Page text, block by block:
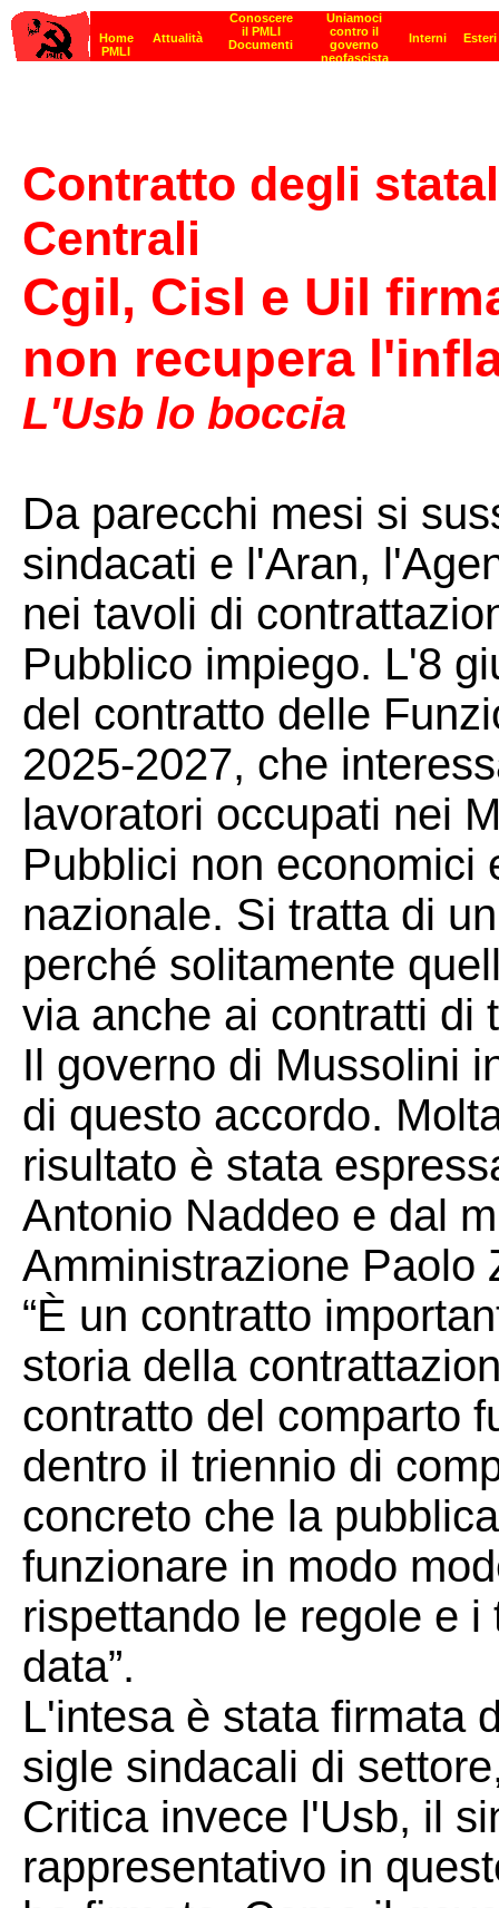
Contratto degli
Centrali
Cgil, Cisl e Uil
non recupera
L'Usb lo boccia
Da parecchi mesi si
sindacati e l'Aran,
nei tavoli di
Pubblico impiego. L'8
del contratto delle
2025-2027, che
lavoratori occupati nei
Pubblici non economici
nazionale. Si tratta di
perché solitamente
via anche ai contratti di
Il governo di Mussolini
di questo accordo.
risultato è stata
Antonio Naddeo e dal
Amministrazione Paolo
“È un contratto
storia della
contratto del comparto
dentro il triennio di
concreto che la
funzionare in modo
rispettando le regole e
data”.
L'intesa è stata firmata
sigle sindacali di
Critica invece l'Usb, il
rappresentativo in